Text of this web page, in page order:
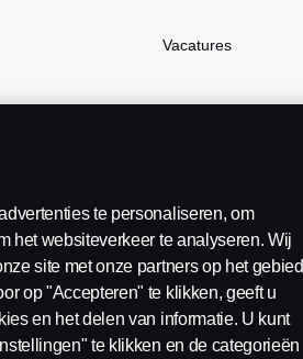
Vacatures
te personaliseren, om
het websiteverkeer te analyseren. Wij
site met onze partners op het gebied
op "Accepteren" te klikken, geeft u
en het delen van informatie. U kunt
te klikken en de categorieën